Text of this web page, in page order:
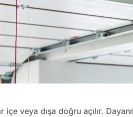
veya dışa doğru açılır.